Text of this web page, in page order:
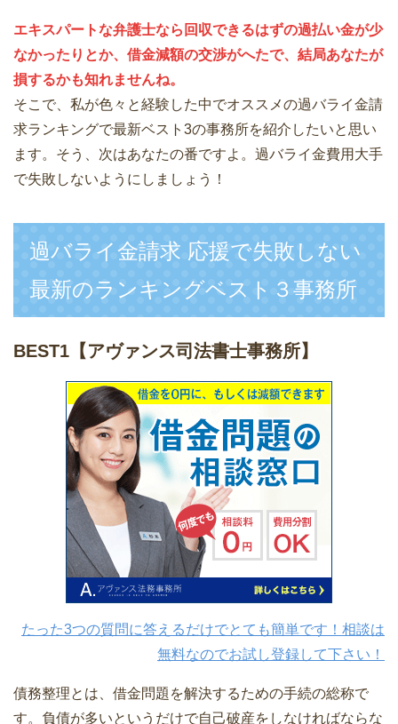
エキスパートな弁護士なら回収できるはずの過払い金が少
なかったりとか、借金減額の交渉がへたで、結局あなたが
損するかも知れませんね。
そこで、私が色々と経験した中でオススメの過バライ金請
求ランキングで最新ベスト3の事務所を紹介したいと思い
ます。そう、次はあなたの番ですよ。過バライ金費用大手
で失敗しないようにしましょう！
過バライ金請求 応援で失敗しない
最新のランキングベスト３事務所
BEST1 【アヴァンス司法書士事務所】
たった3つの質問に答えるだけでとても簡単です！相談は
無料なのでお試し登録して下さい！
債務整理とは、借金問題を解決するための手続の総称で
す。負債が多いというだけで自己破産をしなければならな